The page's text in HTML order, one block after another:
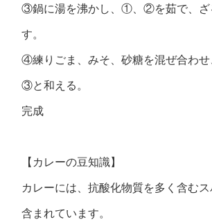
③鍋に湯を沸かし、①、②を茹で、ざ
す。
④練りごま、みそ、砂糖を混ぜ合わせ
③と和える。
完成
【カレーの豆知識】
カレーには、抗酸化物質を多く含む
含まれています。